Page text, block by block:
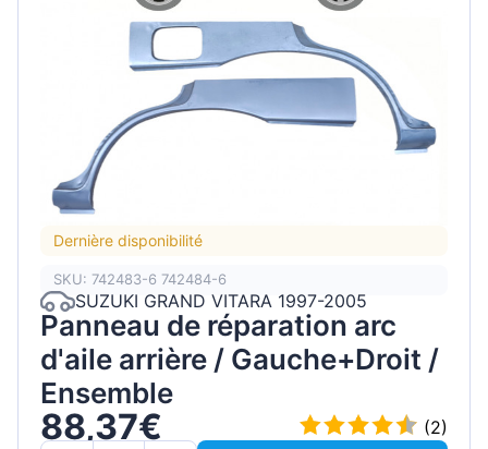
Dernière disponibilité
SKU: 742483-6 742484-6
SUZUKI GRAND VITARA 1997-2005
Panneau de réparation arc
d'aile arrière / Gauche+Droit /
Ensemble
88,37€
(2)